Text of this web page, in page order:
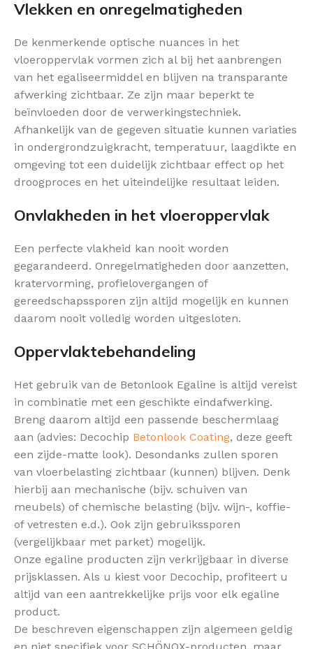
Vlekken en onregelmatigheden
De kenmerkende optische nuances in het
vloeroppervlak vormen zich al bij het aanbrengen
van het egaliseermiddel en blijven na transparante
afwerking zichtbaar. Ze zijn maar beperkt te
beïnvloeden door de verwerkingstechniek.
Afhankelijk van de gegeven situatie kunnen variaties
in ondergrondzuigkracht, temperatuur, laagdikte en
omgeving tot een duidelijk zichtbaar effect op het
droogproces en het uiteindelijke resultaat leiden.
Onvlakheden in het vloeroppervlak
Een perfecte vlakheid kan nooit worden
gegarandeerd. Onregelmatigheden door aanzetten,
kratervorming, profielovergangen of
gereedschapssporen zijn altijd mogelijk en kunnen
daarom nooit volledig worden uitgesloten.
Oppervlaktebehandeling
Het gebruik van de Betonlook Egaline is altijd vereist
in combinatie met een geschikte eindafwerking.
Breng daarom altijd een passende beschermlaag
aan (advies: Decochip Betonlook Coating, deze geeft
een zijde-matte look). Desondanks zullen sporen
van vloerbelasting zichtbaar (kunnen) blijven. Denk
hierbij aan mechanische (bijv. schuiven van
meubels) of chemische belasting (bijv. wijn-, koffie-
of vetresten e.d.). Ook zijn gebruikssporen
(vergelijkbaar met parket) mogelijk.
Onze egaline producten zijn verkrijgbaar in diverse
prijsklassen. Als u kiest voor Decochip, profiteert u
altijd van een aantrekkelijke prijs voor elk egaline
product.
De beschreven eigenschappen zijn algemeen geldig